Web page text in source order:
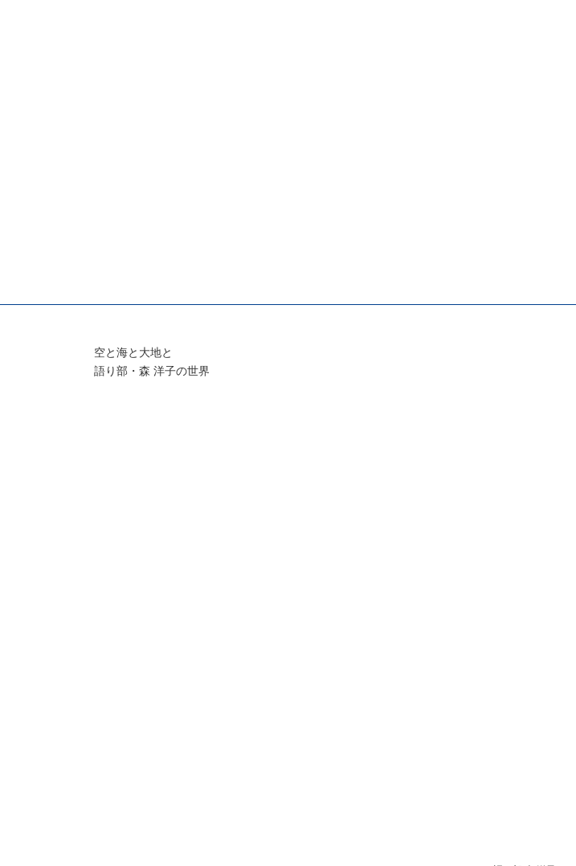
空と海と大地と
語り部・森 洋子の世界